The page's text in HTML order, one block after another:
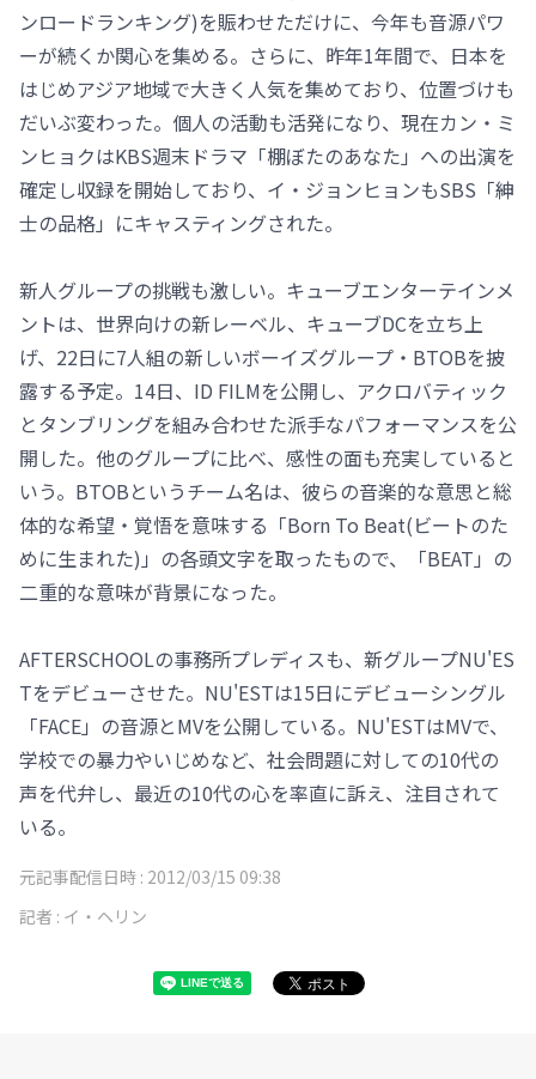
ンロードランキング)を賑わせただけに、今年も音源パワ
ーが続くか関心を集める。さらに、昨年1年間で、日本を
はじめアジア地域で大きく人気を集めており、位置づけも
だいぶ変わった。個人の活動も活発になり、現在カン・ミ
ンヒョクはKBS週末ドラマ「棚ぼたのあなた」への出演を
確定し収録を開始しており、イ・ジョンヒョンもSBS「紳
士の品格」にキャスティングされた。
新人グループの挑戦も激しい。キューブエンターテインメ
ントは、世界向けの新レーベル、キューブDCを立ち上
げ、22日に7人組の新しいボーイズグループ・BTOBを披
露する予定。14日、ID FILMを公開し、アクロバティック
とタンブリングを組み合わせた派手なパフォーマンスを公
開した。他のグループに比べ、感性の面も充実していると
いう。BTOBというチーム名は、彼らの音楽的な意思と総
体的な希望・覚悟を意味する「Born To Beat(ビートのた
めに生まれた)」の各頭文字を取ったもので、「BEAT」の
二重的な意味が背景になった。
AFTERSCHOOLの事務所プレディスも、新グループNU'ES
Tをデビューさせた。NU'ESTは15日にデビューシングル
「FACE」の音源とMVを公開している。NU'ESTはMVで、
学校での暴力やいじめなど、社会問題に対しての10代の
声を代弁し、最近の10代の心を率直に訴え、注目されて
いる。
元記事配信日時 : 2012/03/15 09:38
記者 : イ・ヘリン